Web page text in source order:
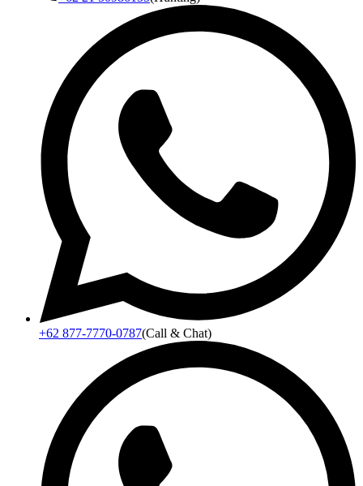
+62 877-7770-0787(Call & Chat)